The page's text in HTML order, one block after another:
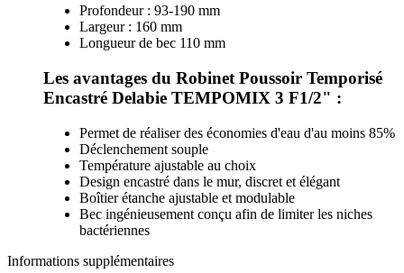
Profondeur : 93-190 mm
Largeur : 160 mm
Longueur de bec 110 mm
Les avantages du Robinet Poussoir Temporisé
Encastré Delabie TEMPOMIX 3 F1/2" :
Permet de réaliser des économies d'eau d'au moins 85%
Déclenchement souple
Température ajustable au choix
Design encastré dans le mur, discret et élégant
Boîtier étanche ajustable et modulable
Bec ingénieusement conçu afin de limiter les niches
bactériennes
Informations supplémentaires